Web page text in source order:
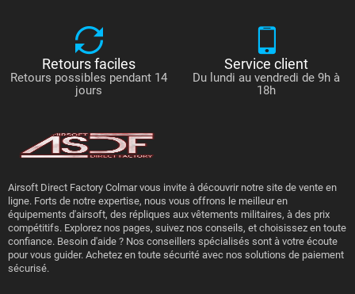
Retours faciles
Retours possibles pendant 14
jours
Service client
Du lundi au vendredi de 9h à
18h
Airsoft Direct Factory Colmar vous invite à découvrir notre site de vente en
ligne. Forts de notre expertise, nous vous offrons le meilleur en
équipements d'airsoft, des répliques aux vêtements militaires, à des prix
compétitifs. Explorez nos pages, suivez nos conseils, et choisissez en toute
confiance. Besoin d'aide ? Nos conseillers spécialisés sont à votre écoute
pour vous guider. Achetez en toute sécurité avec nos solutions de paiement
sécurisé.